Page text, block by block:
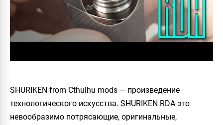
SHURIKEN from Cthulhu mods — произведение
технологического искусства. SHURIKEN RDA это
невообразимо потрясающие, оригинальные,